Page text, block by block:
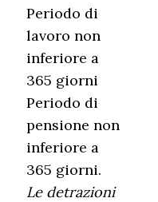
Periodo di
lavoro non
inferiore a
365 giorni
Periodo di
pensione non
inferiore a
365 giorni.
Le detrazioni